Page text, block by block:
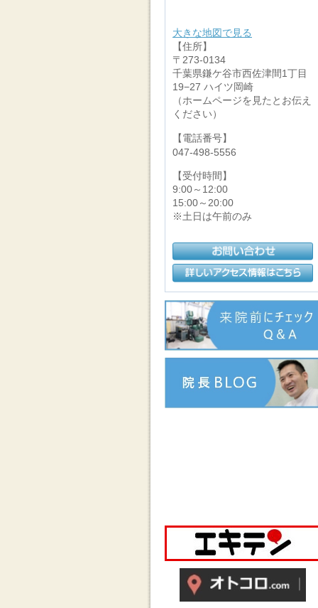
大きな地図で見る
【住所】
〒273-0134
千葉県鎌ケ谷市西佐津間1丁目
19−27 ハイツ岡崎
（ホームページを見たとお伝え
ください）
【電話番号】
047-498-5556
【受付時間】
9:00～12:00
15:00～20:00
※土日は午前のみ